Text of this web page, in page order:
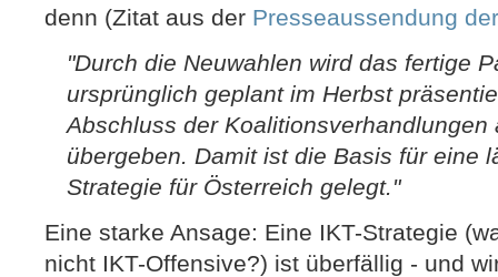
denn (Zitat aus der Presseaussendung
"Durch die Neuwahlen wird das fertige
ursprünglich geplant im Herbst
Abschluss der Koalitionsverhandlungen
übergeben. Damit ist die Basis für eine
Strategie für Österreich gelegt."
Eine starke Ansage: Eine IKT-Strategie
nicht IKT-Offensive?) ist überfällig - und